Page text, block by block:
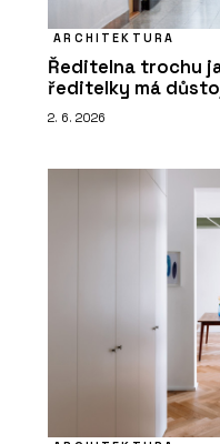
ARCHITEKTURA
Ředitelna trochu
ředitelky má
2. 6. 2026